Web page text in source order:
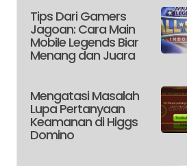
Tips Dari Gamers
Jagoan: Cara Main
Mobile Legends Biar
Menang dan Juara
Mengatasi Masalah
Lupa Pertanyaan
Keamanan di Higgs
Domino